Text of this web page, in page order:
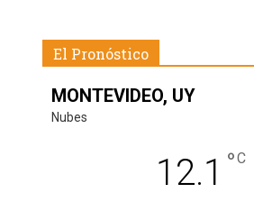
El Pronóstico
MONTEVIDEO, UY
Nubes
12.1 °C